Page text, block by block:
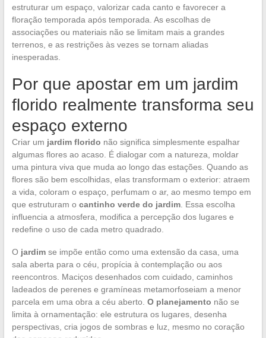
estruturar um espaço, valorizar cada canto e favorecer a
floração temporada após temporada. As escolhas de
associações ou materiais não se limitam mais a grandes
terrenos, e as restrições às vezes se tornam aliadas
inesperadas.
Por que apostar em um jardim
florido realmente transforma seu
espaço externo
Criar um jardim florido não significa simplesmente espalhar
algumas flores ao acaso. É dialogar com a natureza, moldar
uma pintura viva que muda ao longo das estações. Quando as
flores são bem escolhidas, elas transformam o exterior: atraem
a vida, coloram o espaço, perfumam o ar, ao mesmo tempo em
que estruturam o cantinho verde do jardim. Essa escolha
influencia a atmosfera, modifica a percepção dos lugares e
redefine o uso de cada metro quadrado.
O jardimse impõe então como uma extensão da casa, uma
sala aberta para o céu, propícia à contemplação ou aos
reencontros. Maciços desenhados com cuidado, caminhos
ladeados de perenes e gramíneas metamorfoseiam a menor
parcela em uma obra a céu aberto. O planejamento não se
limita à ornamentação: ele estrutura os lugares, desenha
perspectivas, cria jogos de sombras e luz, mesmo no coração